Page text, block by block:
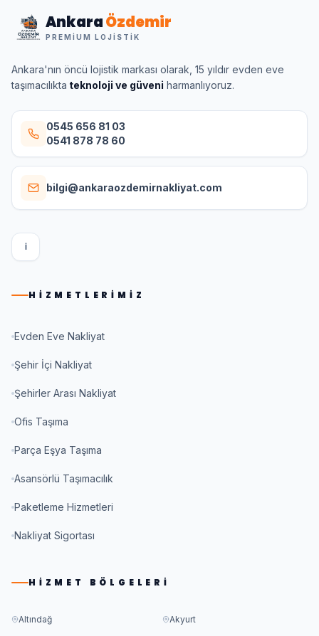
AnkaraÖzdemir
PREMIUM LOJISTIK
Ankara'nın öncü lojistik markası olarak, 15 yıldır evden eve
taşımacılıkta teknoloji ve güveni harmanlıyoruz.
0545 656 81 03
0541 878 78 60
bilgi@ankaraozdemirnakliyat.com
I
HIZMETLERIMIZ
Evden Eve Nakliyat
Şehir İçi Nakliyat
Şehirler Arası Nakliyat
Ofis Taşıma
Parça Eşya Taşıma
Asansörlü Taşımacılık
Paketleme Hizmetleri
Nakliyat Sigortası
HIZMET BÖLGELERI
Altındağ Akyurt